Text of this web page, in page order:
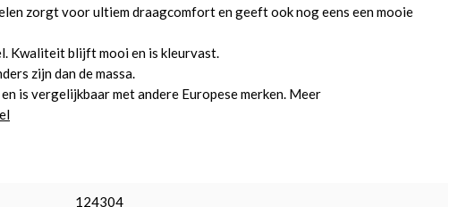
zorgt voor ultiem draagcomfort en geeft ook nog eens een mooie
Kwaliteit blijft mooi en is kleurvast.
zijn dan de massa.
is vergelijkbaar met andere Europese merken. Meer
124304